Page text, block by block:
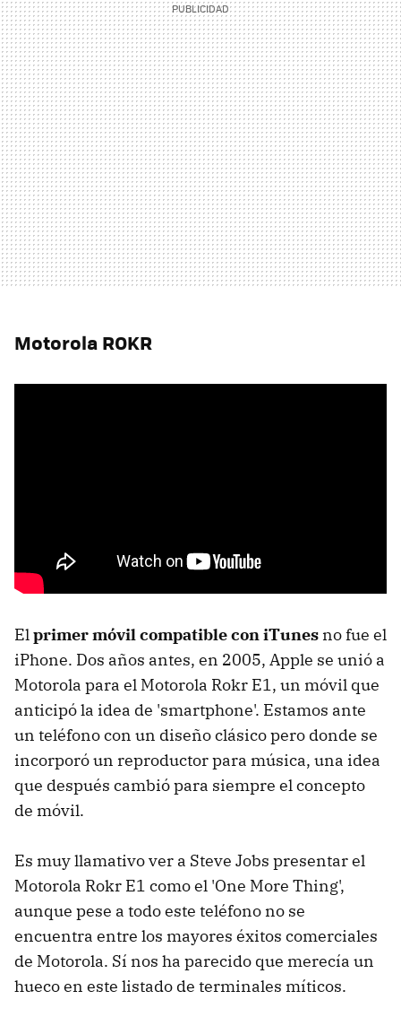
Motorola ROKR
Elprimer móvil compatible con iTunes no fue el
iPhone. Dos años antes, en 2005, Apple se unió a
Motorola para el Motorola Rokr E1, un móvil que
anticipó la idea de 'smartphone'. Estamos ante
un teléfono con un diseño clásico pero donde se
incorporó un reproductor para música, una idea
que después cambió para siempre el concepto
de móvil.
Es muy llamativo ver a Steve Jobs presentar el
Motorola Rokr E1 como el 'One More Thing',
aunque pese a todo este teléfono no se
encuentra entre los mayores éxitos comerciales
de Motorola. Sí nos ha parecido que merecía un
hueco en este listado de terminales míticos.